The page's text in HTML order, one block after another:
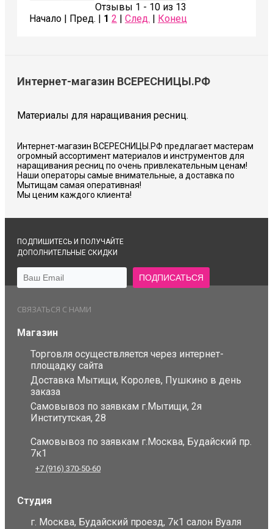
Отзывы 1 - 10 из 13
Начало | Пред. | 1 2 След. Конец
Интернет-магазин ВСЕРЕСНИЦЫ.РФ
Материалы для наращивания ресниц.
Интернет-магазин ВСЕРЕСНИЦЫ.РФ предлагает мастерам
огромный ассортимент материалов и инструментов для
наращивания ресниц по очень привлекательным ценам!
Наши операторы самые внимательные, а доставка по
Мытищам самая оперативная!
Мы ценим каждого клиента!
ПОДПИШИТЕСЬ И ПОЛУЧАЙТЕ
ДОПОЛНИТЕЛЬНЫЕ СКИДКИ
СВЯЗАТЬСЯ С НАМИ
Магазин
Торговля осуществляется через интернет-
площадку сайта
Доставка Мытищи, Королев, Пушкино в день
заказа
Самовывоз по заявкам г.Мытищи, 2я
Институтская, 28
Самовывоз по заявкам г.Москва, Будайский пр.
7к1
+7 (916) 370-50-60
Студия
г. Москва, Будайский проезд, 7к1 салон Вуаля